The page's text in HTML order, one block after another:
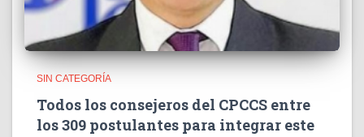
SIN CATEGORÍA
Todos los consejeros del CPCCS entre
los 309 postulantes para integrar este